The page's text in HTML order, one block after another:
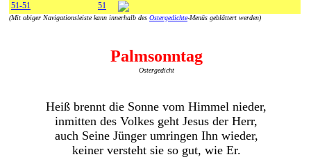
51-51
51
(Mit obiger Navigationsleiste kann innerhalb des Ostergedichte-Menüs geblättert werden)
Palmsonntag
Ostergedicht
Heiß brennt die Sonne vom Himmel nieder,
inmitten des Volkes geht Jesus der Herr,
auch Seine Jünger umringen Ihn wieder,
keiner versteht sie so gut, wie Er.